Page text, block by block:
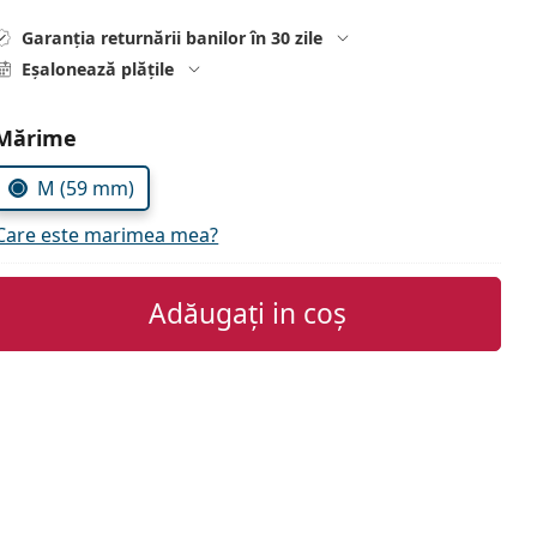
Garanția returnării banilor în 30 zile
Eșalonează plățile
parametrii
M (59 mm)
este marimea mea?
Adăugați in coș